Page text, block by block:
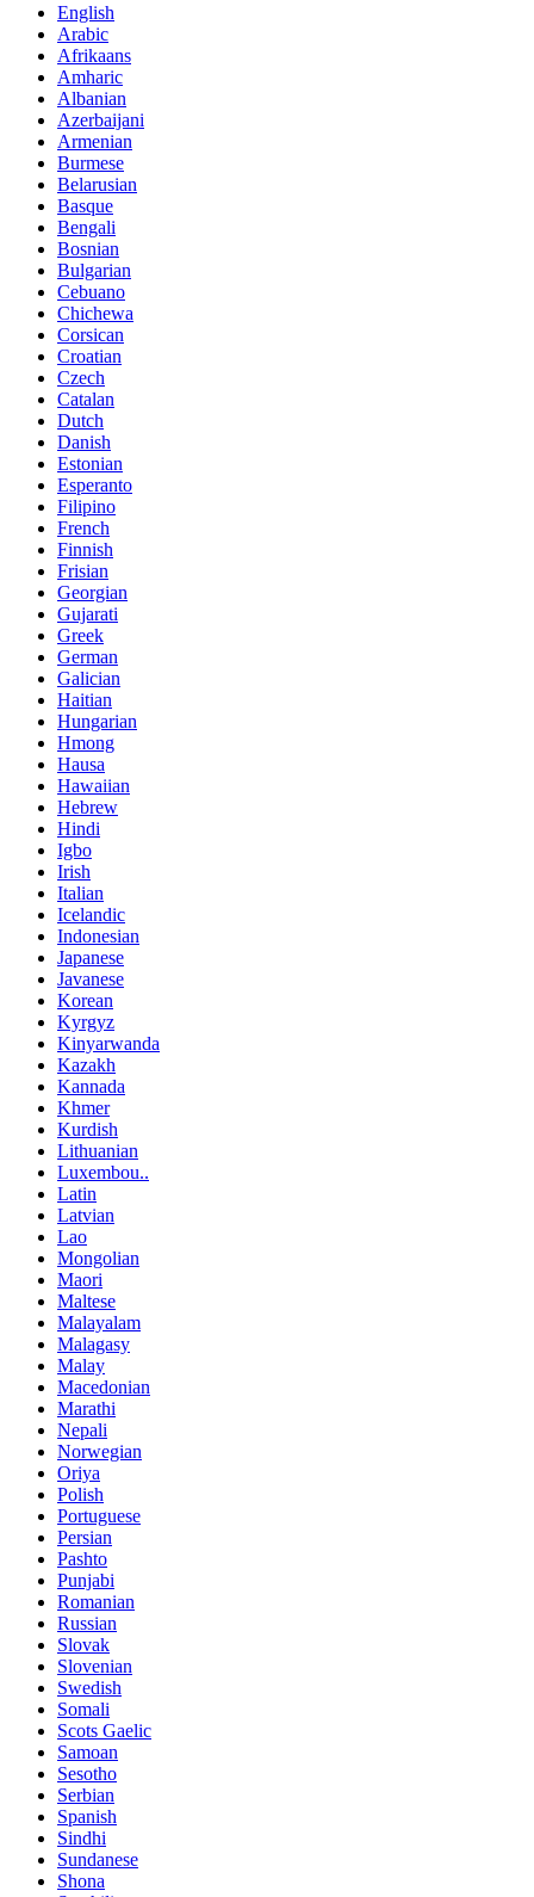
English
Arabic
Afrikaans
Amharic
Albanian
Azerbaijani
Armenian
Burmese
Belarusian
Basque
Bengali
Bosnian
Bulgarian
Cebuano
Chichewa
Corsican
Croatian
Czech
Catalan
Dutch
Danish
Estonian
Esperanto
Filipino
French
Finnish
Frisian
Georgian
Gujarati
Greek
German
Galician
Haitian
Hungarian
Hmong
Hausa
Hawaiian
Hebrew
Hindi
Igbo
Irish
Italian
Icelandic
Indonesian
Japanese
Javanese
Korean
Kyrgyz
Kinyarwanda
Kazakh
Kannada
Khmer
Kurdish
Lithuanian
Luxembou..
Latin
Latvian
Lao
Mongolian
Maori
Maltese
Malayalam
Malagasy
Malay
Macedonian
Marathi
Nepali
Norwegian
Oriya
Polish
Portuguese
Persian
Pashto
Punjabi
Romanian
Russian
Slovak
Slovenian
Swedish
Somali
Scots Gaelic
Samoan
Sesotho
Serbian
Spanish
Sindhi
Sundanese
Shona